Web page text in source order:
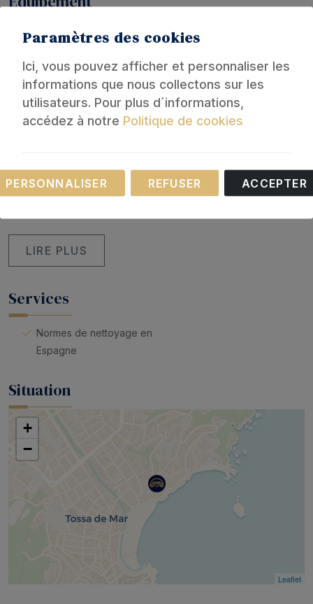
Général
Ascenseur
Chauffage
Ventilateur
Balcon
Linge de lit
Baignoire
Eau chaude
Serviettes de toilette
Fer à repasser
Cintres
LIRE PLUS
Services
Normes de nettoyage en
Espagne
Situation
+
−
Leaflet
Paramètres des cookies
Ici, vous pouvez afficher et personnaliser les
informations que nous collectons sur les
utilisateurs. Pour plus d´informations,
accédez à notre Politique de cookies
Nécessaire
Ces cookies sont nécessaires au fonctionnement
PERSONNALISER REFUSER ACCEPTER